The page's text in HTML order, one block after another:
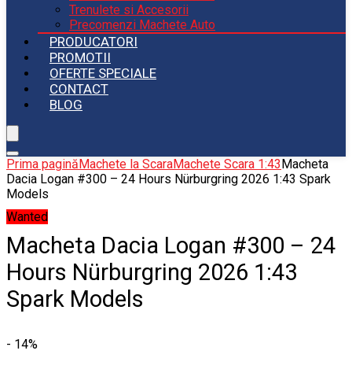
Trenulete si Accesorii
Precomenzi Machete Auto
PRODUCATORI
PROMOTII
OFERTE SPECIALE
CONTACT
BLOG
Prima paginăMachete la ScaraMachete Scara 1:43Macheta
Dacia Logan #300 – 24 Hours Nürburgring 2026 1:43 Spark
Models
Wanted
Macheta Dacia Logan #300 – 24
Hours Nürburgring 2026 1:43
Spark Models
- 14%